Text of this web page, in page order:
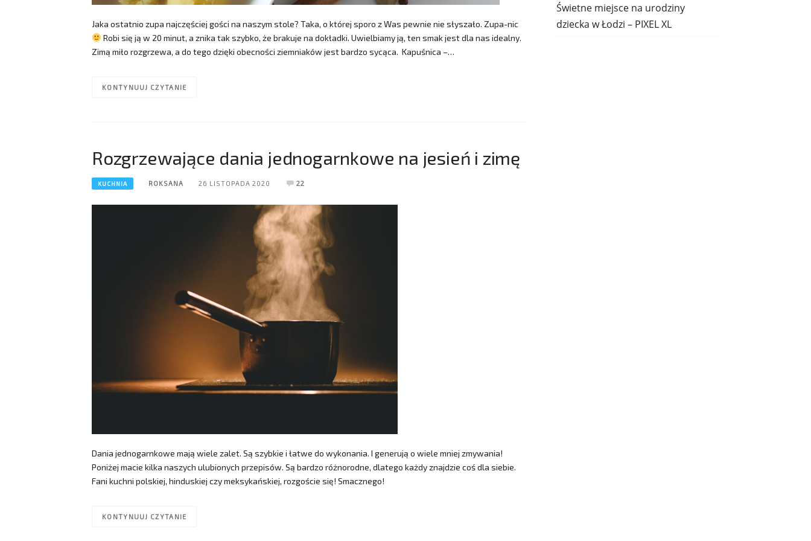
Jaka ostatnio zupa najczęściej gości na naszym stole? Taka, o której sporo z Was pewnie nie słyszało. Zupa-nic
Robi się ją w 20 minut, a znika tak szybko, że brakuje na dokładki. Uwielbiamy ją, ten smak jest dla nas idealny.
Zimą miło rozgrzewa, a do tego dzięki obecności ziemniaków jest bardzo sycąca. Kapuśnica –…
KONTYNUUJ CZYTANIE
Rozgrzewające dania jednogarnkowe na jesień i zimę
KUCHNIA ROKSANA 26 LISTOPADA 2020 22
Dania jednogarnkowe mają wiele zalet. Są szybkie i łatwe do wykonania. I generują o wiele mniej zmywania!
Poniżej macie kilka naszych ulubionych przepisów. Są bardzo różnorodne, dlatego każdy znajdzie coś dla siebie.
Fani kuchni polskiej, hinduskiej czy meksykańskiej, rozgoście się! Smacznego!
KONTYNUUJ CZYTANIE
Świetne miejsce na urodziny
dziecka w Łodzi – PIXEL XL